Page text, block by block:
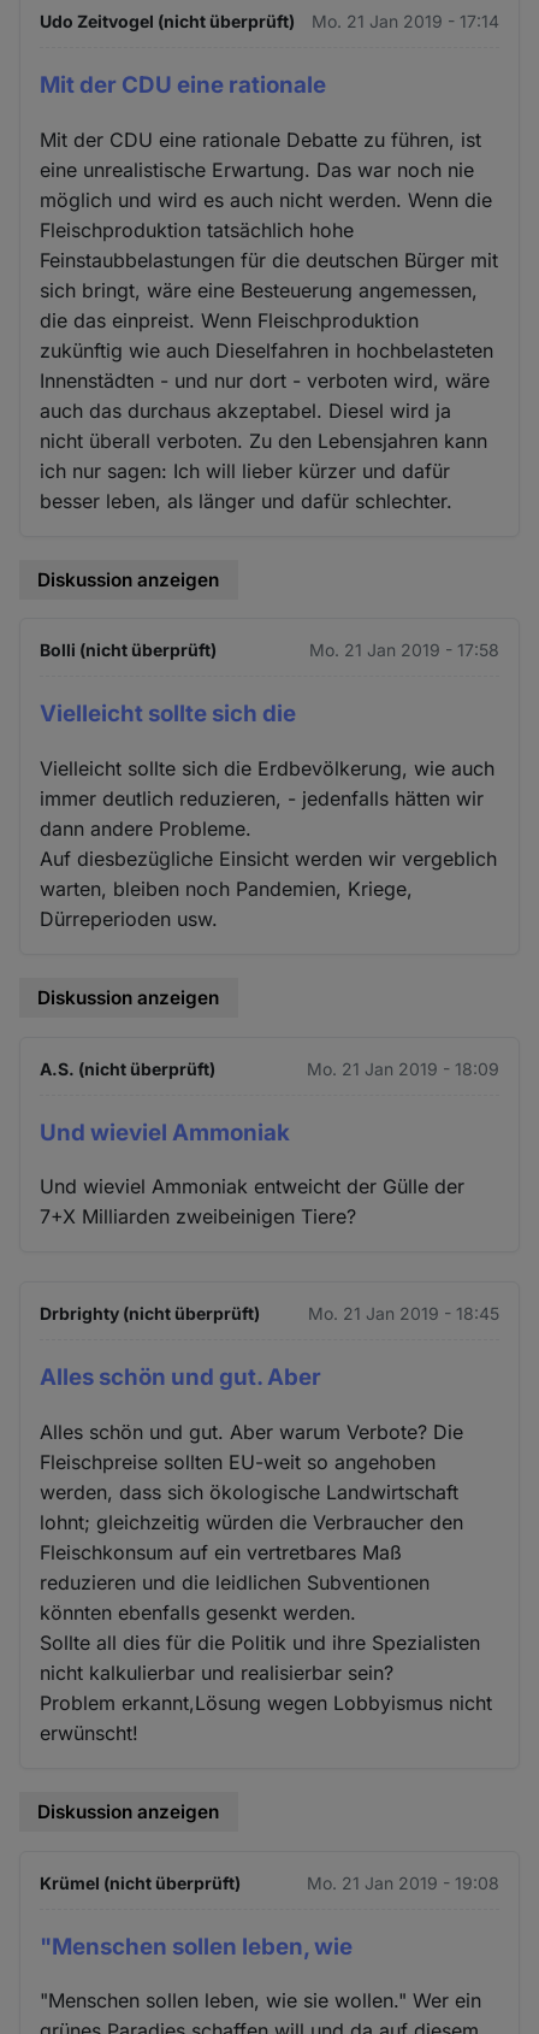
Udo Zeitvogel (nicht überprüft) Mo. 21 Jan 2019 - 17:14
Mit der CDU eine rationale
Mit der CDU eine rationale Debatte zu führen, ist
eine unrealistische Erwartung. Das war noch nie
möglich und wird es auch nicht werden. Wenn die
Fleischproduktion tatsächlich hohe
Feinstaubbelastungen für die deutschen Bürger mit
sich bringt, wäre eine Besteuerung angemessen,
die das einpreist. Wenn Fleischproduktion
zukünftig wie auch Dieselfahren in hochbelasteten
Innenstädten - und nur dort - verboten wird, wäre
auch das durchaus akzeptabel. Diesel wird ja
nicht überall verboten. Zu den Lebensjahren kann
ich nur sagen: Ich will lieber kürzer und dafür
besser leben, als länger und dafür schlechter.
Diskussion anzeigen
Bolli (nicht überprüft) Mo. 21 Jan 2019 - 17:58
Vielleicht sollte sich die
Vielleicht sollte sich die Erdbevölkerung, wie auch
immer deutlich reduzieren, - jedenfalls hätten wir
dann andere Probleme.
Auf diesbezügliche Einsicht werden wir vergeblich
warten, bleiben noch Pandemien, Kriege,
Dürreperioden usw.
Diskussion anzeigen
A.S. (nicht überprüft) Mo. 21 Jan 2019 - 18:09
Und wieviel Ammoniak
Und wieviel Ammoniak entweicht der Gülle der
7+X Milliarden zweibeinigen Tiere?
Drbrighty (nicht überprüft) Mo. 21 Jan 2019 - 18:45
Alles schön und gut. Aber
Alles schön und gut. Aber warum Verbote? Die
Fleischpreise sollten EU-weit so angehoben
werden, dass sich ökologische Landwirtschaft
lohnt; gleichzeitig würden die Verbraucher den
Fleischkonsum auf ein vertretbares Maß
reduzieren und die leidlichen Subventionen
könnten ebenfalls gesenkt werden.
Sollte all dies für die Politik und ihre Spezialisten
nicht kalkulierbar und realisierbar sein?
Problem erkannt,Lösung wegen Lobbyismus nicht
erwünscht!
Diskussion anzeigen
Krümel (nicht überprüft) Mo. 21 Jan 2019 - 19:08
"Menschen sollen leben, wie
"Menschen sollen leben, wie sie wollen." Wer ein